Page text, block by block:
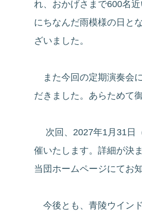
れ、おかげさまで600名
にちなんだ雨模様の日と
ざいました。
また今回の定期演奏会
だきました。あらためて
次回、2027年1月31日
催いたします。詳細が決
当団ホームページにてお
今後とも、青陵ウイン